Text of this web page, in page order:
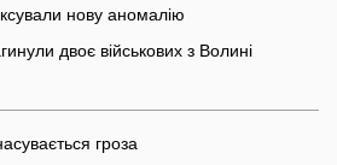
нову аномалію
двоє військових з Волині
гроза